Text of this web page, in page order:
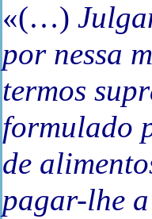
«(…)
por nessa
termos
formulado
de
pagar-lhe